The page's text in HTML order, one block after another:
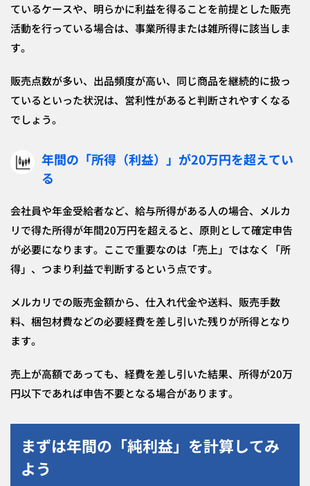
ているケースや、明らかに利益を得ることを前提とした販売
活動を行っている場合は、事業所得または雑所得に該当しま
す。
販売点数が多い、出品頻度が高い、同じ商品を継続的に扱っ
ているといった状況は、営利性があると判断されやすくなる
でしょう。
年間の「所得（利益）」が20万円を超えてい
る
会社員や年金受給者など、給与所得がある人の場合、メルカ
リで得た所得が年間20万円を超えると、原則として確定申告
が必要になります。ここで重要なのは「売上」ではなく「所
得」、つまり利益で判断するという点です。
メルカリでの販売金額から、仕入れ代金や送料、販売手数
料、梱包材費などの必要経費を差し引いた残りが所得となり
ます。
売上が高額であっても、経費を差し引いた結果、所得が20万
円以下であれば申告不要となる場合があります。
まずは年間の「純利益」を計算してみ
よう